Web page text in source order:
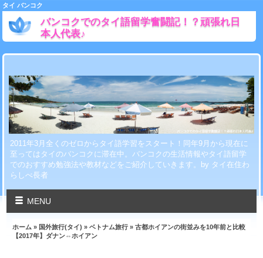
タイ バンコク
バンコクでのタイ語留学奮闘記！？頑張れ日
本人代表♪
2011年3月全くのゼロからタイ語学習をスタート！同年9月から現在に
至ってはタイのバンコクに滞在中。バンコクの生活情報やタイ語留学
でのおすすめ勉強法や教材などをご紹介していきます。by タイ在住わ
らしべ長者
MENU
ホーム » 国外旅行(タイ) »ベトナム旅行 » 古都ホイアンの街並みを10年前と比較
【2017年】ダナン⇔ホイアン